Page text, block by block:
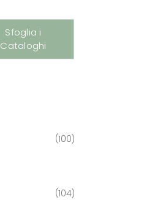
Sfoglia i
Cataloghi
100
104